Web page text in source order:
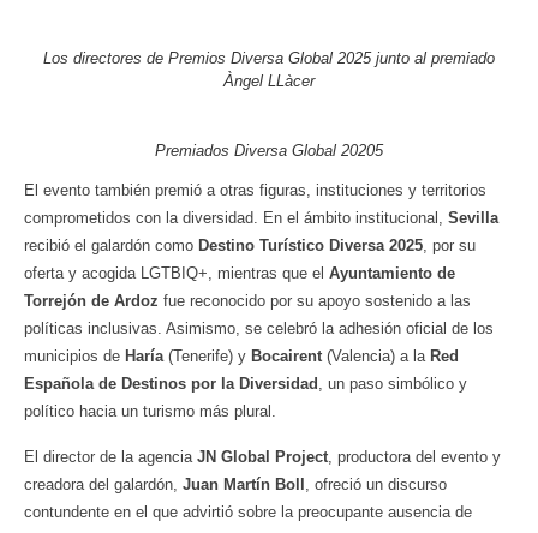
Los directores de Premios Diversa Global 2025 junto al premiado
Àngel LLàcer
Premiados Diversa Global 20205
El evento también premió a otras figuras, instituciones y territorios
comprometidos con la diversidad. En el ámbito institucional, Sevilla
recibió el galardón como Destino Turístico Diversa 2025, por su
oferta y acogida LGTBIQ+, mientras que el Ayuntamiento de
Torrejón de Ardoz fue reconocido por su apoyo sostenido a las
políticas inclusivas. Asimismo, se celebró la adhesión oficial de los
municipios de Haría(Tenerife) y Bocairent(Valencia) a la Red
Española de Destinos por la Diversidad , un paso simbólico y
político hacia un turismo más plural.
El director de la agencia JN Global Project , productora del evento y
creadora del galardón, Juan Martín Boll
, ofreció un discurso
contundente en el que advirtió sobre la preocupante ausencia de